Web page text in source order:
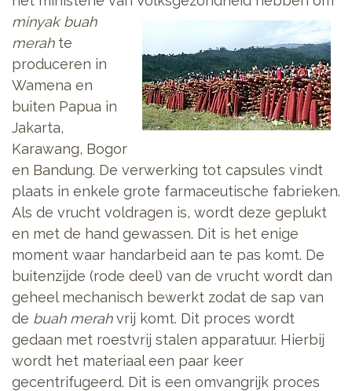
minyak buah
merahte
produceren in
Wamena en
buiten Papua in
Jakarta,
Karawang, Bogor
en Bandung. De verwerking tot capsules vindt
plaats in enkele grote farmaceutische fabrieken.
Als de vrucht voldragen is, wordt deze geplukt
en met de hand gewassen. Dit is het enige
moment waar handarbeid aan te pas komt. De
buitenzijde (rode deel) van de vrucht wordt dan
geheel mechanisch bewerkt zodat de sap van
de buah merahvrij komt. Dit proces wordt
gedaan met roestvrij stalen apparatuur. Hierbij
wordt het materiaal een paar keer
gecentrifugeerd. Dit is een omvangrijk proces